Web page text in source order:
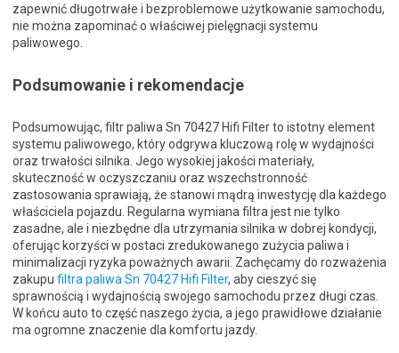
zapewnić długotrwałe i bezproblemowe użytkowanie samochodu,
nie można zapominać o właściwej pielęgnacji systemu
paliwowego.
Podsumowanie i rekomendacje
Podsumowując, filtr paliwa Sn 70427 Hifi Filter to istotny element
systemu paliwowego, który odgrywa kluczową rolę w wydajności
oraz trwałości silnika. Jego wysokiej jakości materiały,
skuteczność w oczyszczaniu oraz wszechstronność
zastosowania sprawiają, że stanowi mądrą inwestycję dla każdego
właściciela pojazdu. Regularna wymiana filtra jest nie tylko
zasadne, ale i niezbędne dla utrzymania silnika w dobrej kondycji,
oferując korzyści w postaci zredukowanego zużycia paliwa i
minimalizacji ryzyka poważnych awarii. Zachęcamy do rozważenia
zakupu filtra paliwa Sn 70427 Hifi Filter, aby cieszyć się
sprawnością i wydajnością swojego samochodu przez długi czas.
W końcu auto to część naszego życia, a jego prawidłowe działanie
ma ogromne znaczenie dla komfortu jazdy.